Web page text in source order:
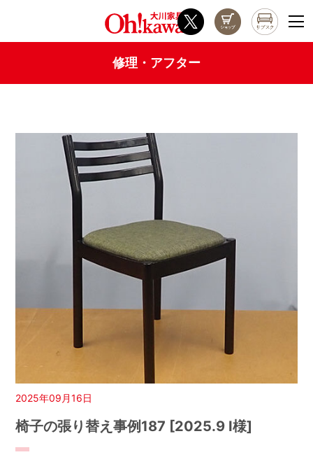
修理・アフター
2025年09月16日
椅子の張り替え事例187 [2025.9 I様]